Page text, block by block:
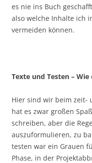
es nie ins Buch
also welche Inhalte ich
vermeiden können.
Texte und Testen –
Hier sind wir beim zeit-
hat es zwar großen
schreiben, aber die
auszuformulieren, zu
testen war ein Grauen
Phase, in der